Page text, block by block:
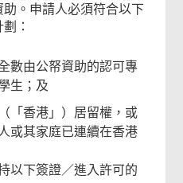
。申請人必須符合以下
：
數由公帑資助的認可專
生；及
「香港」）居留權，或
或其家庭已連續在香港
以下簽證／進入許可的